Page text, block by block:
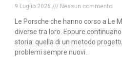
9 Luglio 2026 Nessun commento
Le Porsche che hanno corso a Le
diverse tra loro. Eppure
storia: quella di un metodo
problemi sempre nuovi.